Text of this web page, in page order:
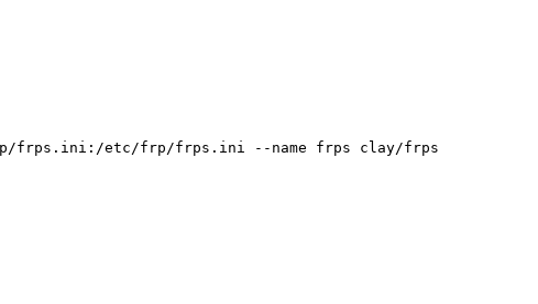
frps.ini:/etc/frp/frps.ini --name frps clay/frps